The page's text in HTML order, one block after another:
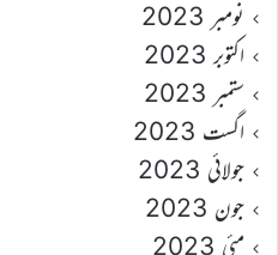
نومبر 2023
اکتوبر 2023
ستمبر 2023
اگست 2023
جولائی 2023
جون 2023
مئی 2023